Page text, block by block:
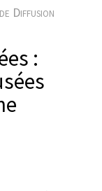
Diffusion
: